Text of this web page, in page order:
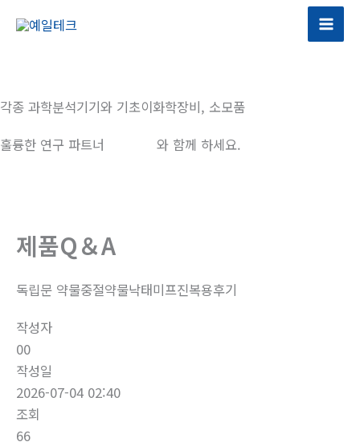
건
너
뛰
각종 과학분석기기와 기초이화학장비, 소모품
훌륭한 연구 파트너
와 함께 하세요.
제품Q＆A
독립문 약물중절약물낙태미프진복용후기
작성자
00
작성일
2026-07-04 02:40
조회
66